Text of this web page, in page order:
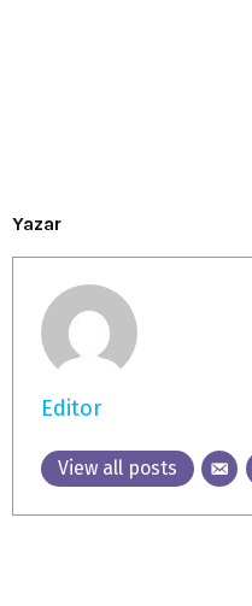
Yazar
Editor
View all posts